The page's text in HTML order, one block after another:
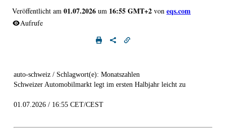
Veröffentlicht am 01.07.2026 um 16:55 GMT+2 von eqs.com
Aufrufe
auto-schweiz / Schlagwort(e): Monatszahlen
Schweizer Automobilmarkt legt im ersten Halbjahr leicht zu
01.07.2026 / 16:55 CET/CEST